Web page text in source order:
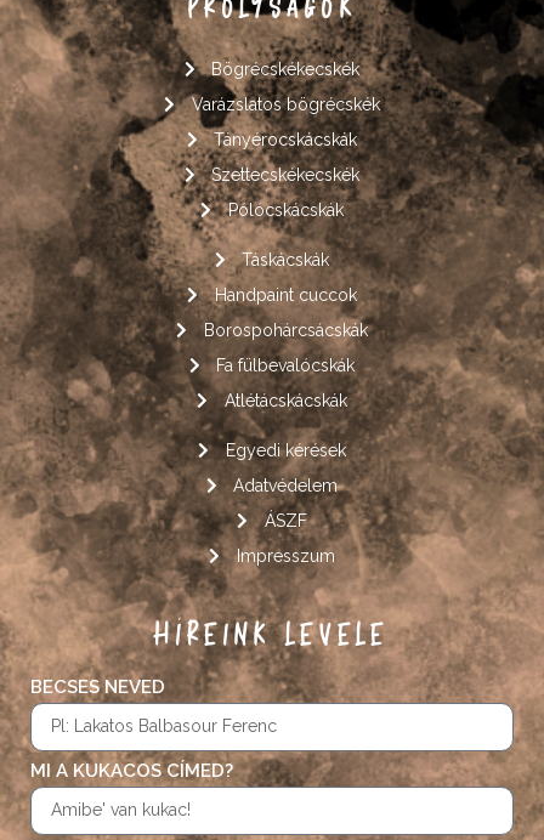
Bögrécskékecskék
Varázslatos bögrécskék
Tányérocskácskák
Szettecskékecskék
Pólócskácskák
Táskácskák
Handpaint cuccok
Borospohárcsácskák
Fa fülbevalócskák
Atlétácskácskák
Egyedi kérések
Adatvédelem
ÁSZF
Impresszum
HÍREINK LEVELE
BECSES NEVED
MI A KUKACOS CÍMED?